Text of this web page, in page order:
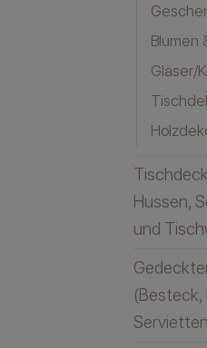
Blumen
Gläser/
Hussen,
und
(Besteck,